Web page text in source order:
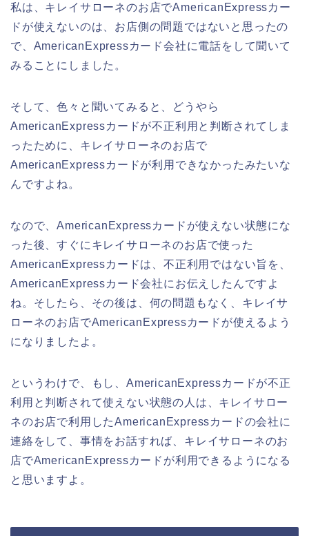
私は、キレイサローネのお店でAmericanExpressカー
ドが使えないのは、お店側の問題ではないと思ったの
で、AmericanExpressカード会社に電話をして聞いて
みることにしました。
そして、色々と聞いてみると、どうやら
AmericanExpressカードが不正利用と判断されてしま
ったために、キレイサローネのお店で
AmericanExpressカードが利用できなかったみたいな
んですよね。
なので、AmericanExpressカードが使えない状態にな
った後、すぐにキレイサローネのお店で使った
AmericanExpressカードは、不正利用ではない旨を、
AmericanExpressカード会社にお伝えしたんですよ
ね。そしたら、その後は、何の問題もなく、キレイサ
ローネのお店でAmericanExpressカードが使えるよう
になりましたよ。
というわけで、もし、AmericanExpressカードが不正
利用と判断されて使えない状態の人は、キレイサロー
ネのお店で利用したAmericanExpressカードの会社に
連絡をして、事情をお話すれば、キレイサローネのお
店でAmericanExpressカードが利用できるようになる
と思いますよ。